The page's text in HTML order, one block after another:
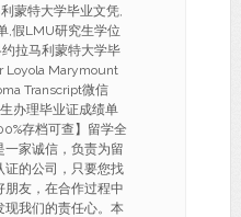
蒙特大学毕业文凭,
,假LMU研究生学位
拉马利蒙特大学毕
Loyola Marymount
Transcript微信
办理毕业证成绩单
存档可查】留学全
家诚信，负责为留
证的公司，只要您找
友，在合作过程中
现我们的责任心。本